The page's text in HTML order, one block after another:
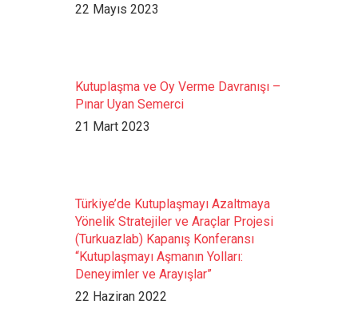
22 Mayıs 2023
Kutuplaşma ve Oy Verme Davranışı –
Pınar Uyan Semerci
21 Mart 2023
Türkiye’de Kutuplaşmayı Azaltmaya
Yönelik Stratejiler ve Araçlar Projesi
(Turkuazlab) Kapanış Konferansı
“Kutuplaşmayı Aşmanın Yolları:
Deneyimler ve Arayışlar”
22 Haziran 2022